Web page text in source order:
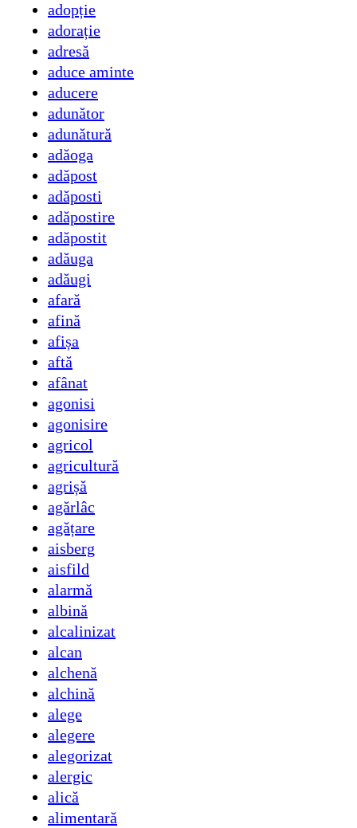
adopție
adorație
adresă
aduce aminte
aducere
adunător
adunătură
adăoga
adăpost
adăposti
adăpostire
adăpostit
adăuga
adăugi
afară
afină
afișa
aftă
afânat
agonisi
agonisire
agricol
agricultură
agrișă
agărlâc
agățare
aisberg
aisfild
alarmă
albină
alcalinizat
alcan
alchenă
alchină
alege
alegere
alegorizat
alergic
alică
alimentară